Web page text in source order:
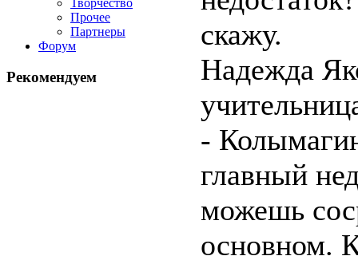
Творчество
Прочее
Партнеры
Форум
Рекомендуем
скажу.
Надежда
-
главный
можешь
основном.